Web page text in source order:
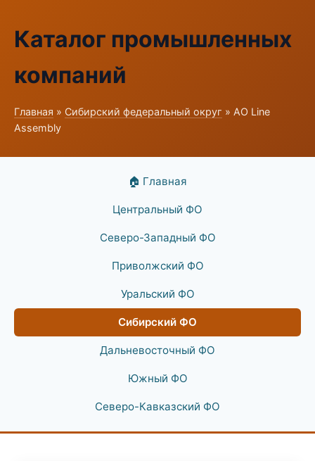
Каталог промышленных
компаний
Главная » Сибирский федеральный округ » АО Line
Assembly
🏠 Главная
Центральный ФО
Северо-Западный ФО
Приволжский ФО
Уральский ФО
Сибирский ФО
Дальневосточный ФО
Южный ФО
Северо-Кавказский ФО